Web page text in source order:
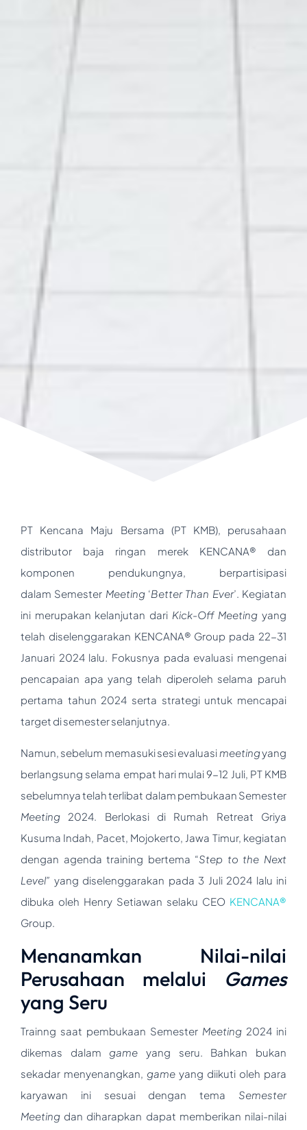
PT Kencana Maju Bersama (PT KMB), perusahaan
distributor baja ringan merek KENCANA® dan
komponen pendukungnya, berpartisipasi
dalam Semester Meeting ‘Better Than Ever’. Kegiatan
ini merupakan kelanjutan dari Kick-Off Meeting yang
telah diselenggarakan KENCANA® Group pada 22-31
Januari 2024 lalu. Fokusnya pada evaluasi mengenai
pencapaian apa yang telah diperoleh selama paruh
pertama tahun 2024 serta strategi untuk mencapai
target di semester selanjutnya.
Namun, sebelum memasuki sesi evaluasi meetingyang
berlangsung selama empat hari mulai 9-12 Juli, PT KMB
sebelumnya telah terlibat dalam pembukaan Semester
Meeting 2024. Berlokasi di Rumah Retreat Griya
Kusuma Indah, Pacet, Mojokerto, Jawa Timur, kegiatan
dengan agenda training bertema “Step to the Next
Level” yang diselenggarakan pada 3 Juli 2024 lalu ini
dibuka oleh Henry Setiawan selaku CEO KENCANA®
Group.
Menanamkan Nilai-nilai
Perusahaan melalui Games
yang Seru
Trainng saat pembukaan Semester Meeting 2024 ini
dikemas dalam gameyang seru. Bahkan bukan
sekadar menyenangkan, game yang diikuti oleh para
karyawan ini sesuai dengan tema Semester
Meeting dan diharapkan dapat memberikan nilai-nilai